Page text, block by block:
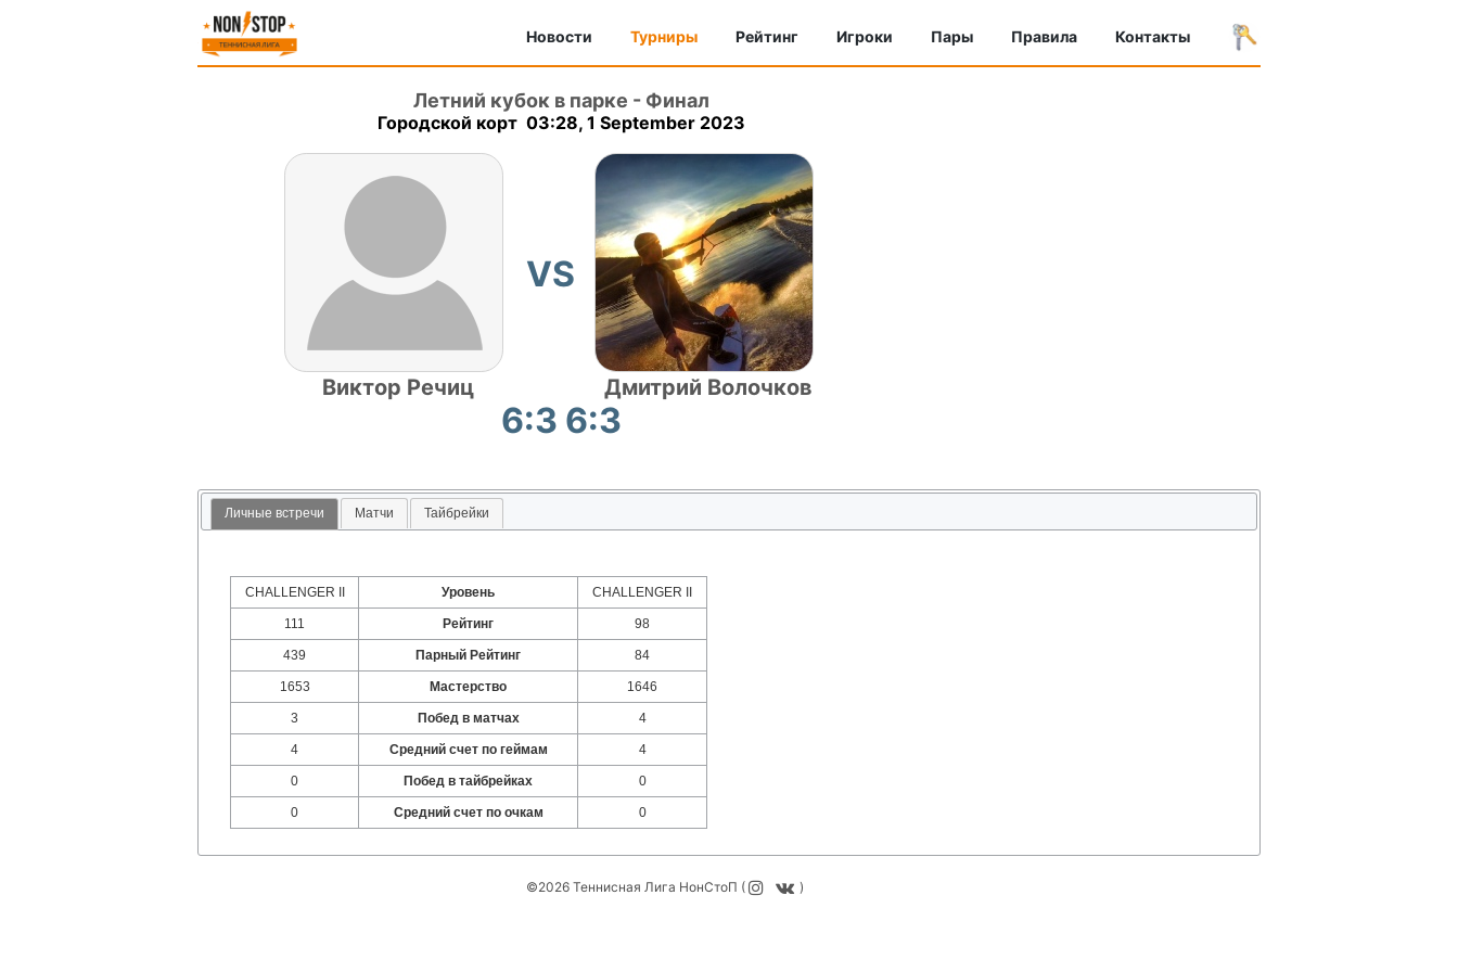
Новости Турниры Рейтинг Игроки Пары Правила Контакты
Летний кубок в парке - Финал
Городской корт 03:28, 1 September 2023
Виктор Речиц
VS
Дмитрий Волочков
6:3 6:3
Личные встречи Матчи Тайбрейки
CHALLENGER II Уровень CHALLENGER II
111 Рейтинг 98
439 Парный Рейтинг 84
1653 Мастерство 1646
3 Побед в матчах 4
4 Средний счет по геймам 4
0 Побед в тайбрейках 0
0 Средний счет по очкам 0
©2026 Теннисная Лига НонСтоП ( )